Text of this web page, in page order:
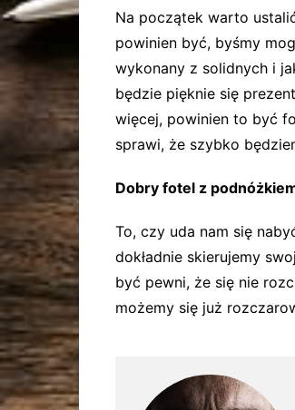
Na początek warto
powinien być, byśmy
wykonany z solidnych i
będzie pięknie się
więcej, powinien to być
sprawi, że szybko
Dobry fotel z
To, czy uda nam się
dokładnie skierujemy
być pewni, że się nie
możemy się już